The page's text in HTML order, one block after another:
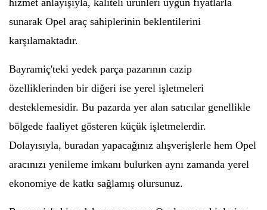
hizmet anlayışıyla, kaliteli ürünleri uygun fiyatlarla
sunarak Opel araç sahiplerinin beklentilerini
karşılamaktadır.
Bayramiç'teki yedek parça pazarının cazip
özelliklerinden bir diğeri ise yerel işletmeleri
desteklemesidir. Bu pazarda yer alan satıcılar genellikle
bölgede faaliyet gösteren küçük işletmelerdir.
Dolayısıyla, buradan yapacağınız alışverişlerle hem Opel
aracınızı yenileme imkanı bulurken aynı zamanda yerel
ekonomiye de katkı sağlamış olursunuz.